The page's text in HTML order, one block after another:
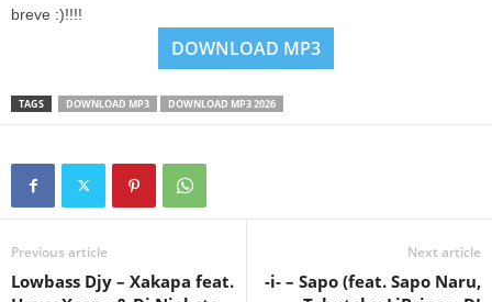
breve :)!!!!
DOWNLOAD MP3
TAGS DOWNLOAD MP3 DOWNLOAD MP3 2026
Previous article
Lowbass Djy – Xakapa feat.
Next article
-i- – Sapo (feat. Sapo Naru,